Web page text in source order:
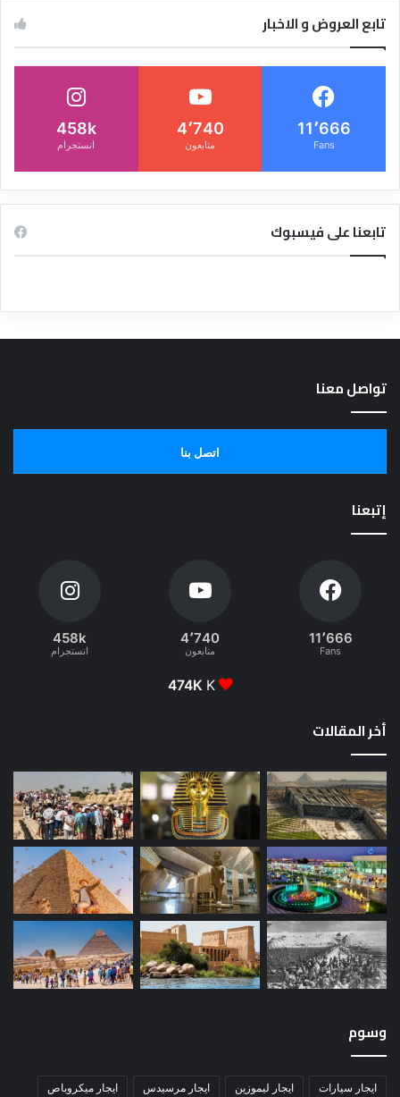
تابع العروض و الاخبار
11٬666
Fans
4٬740
متابعون
458k
انستجرام
تابعنا على فيسبوك
تواصل معنا
اتصل بنا
إتبعنا
11٬666
Fans
4٬740
متابعون
458k
انستجرام
474K K
أخر المقالات
وسوم
ايجار سيارات ايجار ليموزين ايجار مرسيدس ايجار ميكروباص